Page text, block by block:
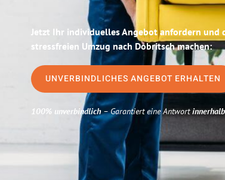
Jetzt Ihr individuelles Angebot anfordern und
stressfreien Umzug nach Dobritsch machen:
UNVERBINDLICHES ANGEBOT ERHALTEN
100% unverbindlich– Garantiert eine Antwort